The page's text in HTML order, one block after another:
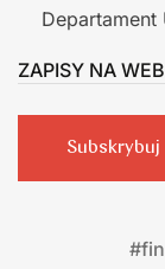
Departament
ZAPISY NA
Subskrybuj
#